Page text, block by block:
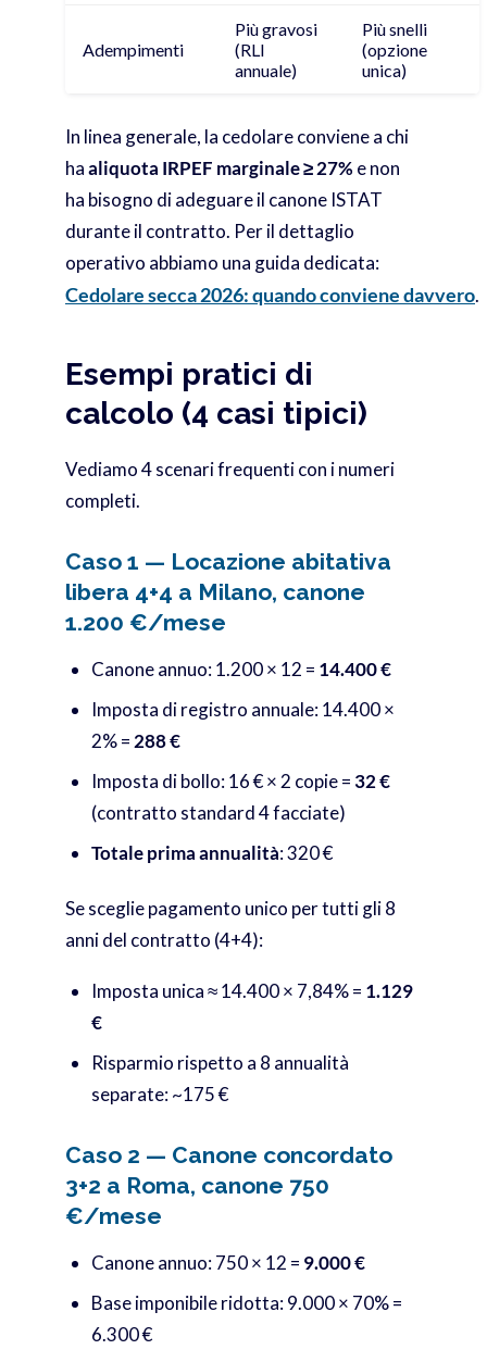
Adempimenti
Più gravosi
(RLI
annuale)
Più snelli
(opzione
unica)
In linea generale, la cedolare conviene a chi
haaliquota IRPEF marginale ≥ 27% e non
ha bisogno di adeguare il canone ISTAT
durante il contratto. Per il dettaglio
operativo abbiamo una guida dedicata:
Cedolare secca 2026: quando conviene davvero.
Esempi pratici di
calcolo (4 casi tipici)
Vediamo 4 scenari frequenti con i numeri
completi.
Caso 1 — Locazione abitativa
libera 4+4 a Milano, canone
1.200 €/mese
Canone annuo: 1.200 × 12 = 14.400 €
Imposta di registro annuale: 14.400 ×
2% = 288 €
Imposta di bollo: 16 € × 2 copie = 32 €
(contratto standard 4 facciate)
Totale prima annualità: 320 €
Se sceglie pagamento unico per tutti gli 8
anni del contratto (4+4):
Imposta unica ≈ 14.400 × 7,84% = 1.129
€
Risparmio rispetto a 8 annualità
separate: ~175 €
Caso 2 — Canone concordato
3+2 a Roma, canone 750
€/mese
Canone annuo: 750 × 12 = 9.000 €
Base imponibile ridotta: 9.000 × 70% =
6.300 €